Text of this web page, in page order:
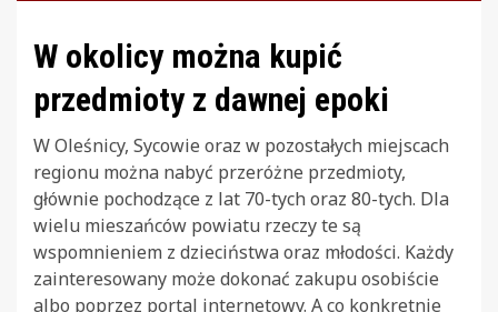
W okolicy można kupić
przedmioty z dawnej epoki
W Oleśnicy, Sycowie oraz w pozostałych miejscach
regionu można nabyć przeróżne przedmioty,
głównie pochodzące z lat 70-tych oraz 80-tych. Dla
wielu mieszańców powiatu rzeczy te są
wspomnieniem z dzieciństwa oraz młodości. Każdy
zainteresowany może dokonać zakupu osobiście
albo poprzez portal internetowy. A co konkretnie